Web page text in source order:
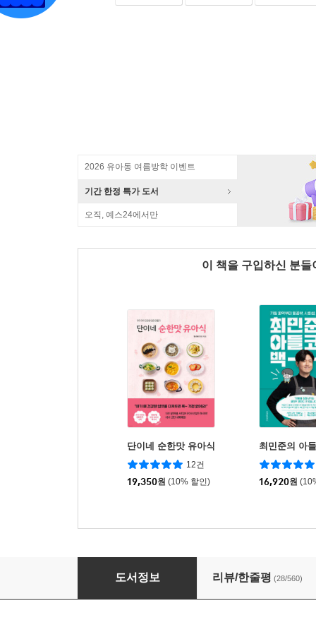
2026 유아동 여름방학 이벤트
기간 한정 특가 도서
오직, 예스24에서만
이 책을 구입하신 분
단이네 순한맛 유아식
12건
19,350원 (10% 할인)
최민준의 아
16,920원
시니맘의 오늘도 완밥 유아식
도서정보 리뷰/한줄평 (28/560)